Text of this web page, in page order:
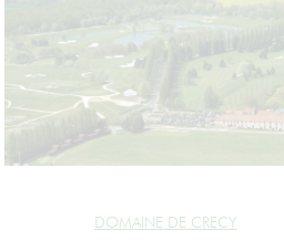
DOMAINE DE CRECY